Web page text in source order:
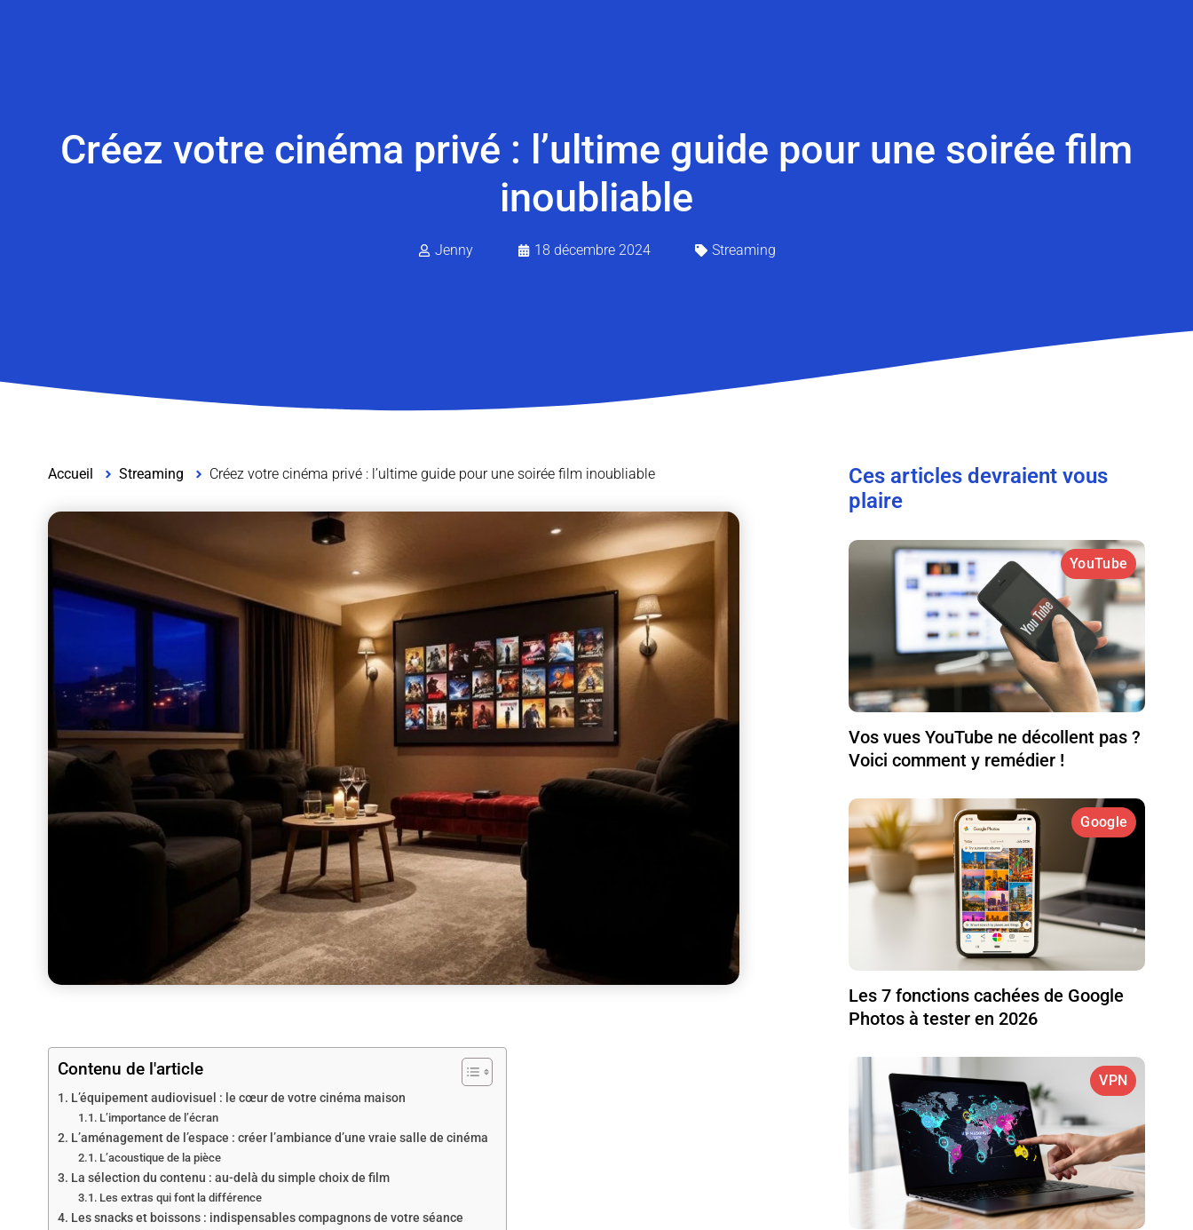
Créez votre cinéma privé : l’ultime guide pour une soirée film
inoubliable
Jenny 18 décembre 2024 Streaming
Accueil Streaming Créez votre cinéma privé : l’ultime guide pour une soirée film inoubliable
Contenu de l'article
L’équipement audiovisuel : le cœur de votre cinéma maison
L’importance de l’écran
L’aménagement de l’espace : créer l’ambiance d’une vraie salle de cinéma
L’acoustique de la pièce
La sélection du contenu : au-delà du simple choix de film
Les extras qui font la différence
Les snacks et boissons : indispensables compagnons de votre séance
Ces articles devraient vous
plaire
YouTube
Vos vues YouTube ne décollent pas ?
Voici comment y remédier !
Google
Les 7 fonctions cachées de Google
Photos à tester en 2026
VPN